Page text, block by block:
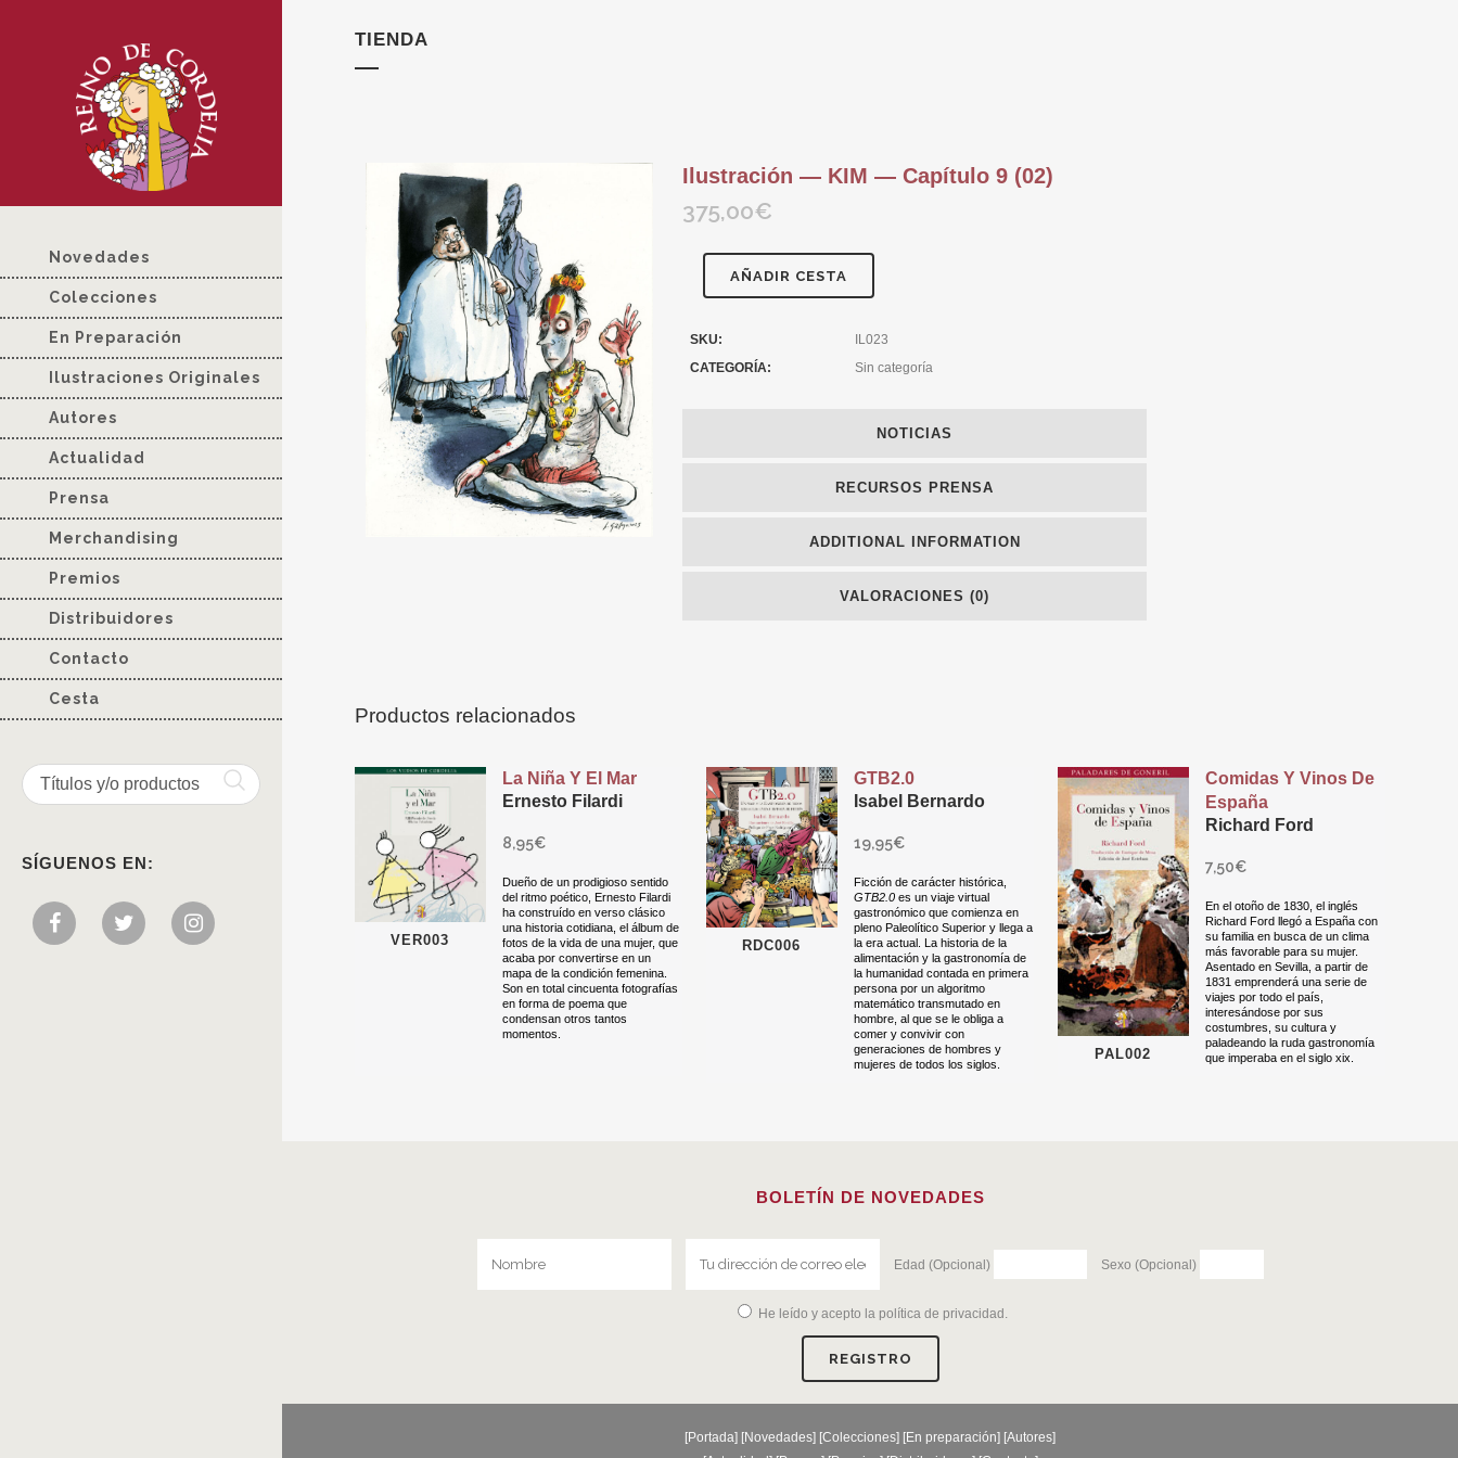
Novedades
Colecciones
En Preparación
Ilustraciones Originales
Autores
Actualidad
Prensa
Merchandising
Premios
Distribuidores
Contacto
Cesta
SÍGUENOS EN:
TIENDA
Ilustración — KIM — Capítulo 9 (02)
375,00€
AÑADIR CESTA
SKU:
IL023
CATEGORÍA:
Sin categoría
NOTICIAS
RECURSOS PRENSA
ADDITIONAL INFORMATION
VALORACIONES (0)
Productos relacionados
VER003
La Niña Y El Mar
Ernesto Filardi
8,95€
Dueño de un prodigioso sentido
del ritmo poético, Ernesto Filardi
ha construído en verso clásico
una historia cotidiana, el álbum de
fotos de la vida de una mujer, que
acaba por convertirse en un
mapa de la condición femenina.
Son en total cincuenta fotografías
en forma de poema que
condensan otros tantos
momentos.
RDC006
GTB2.0
Isabel Bernardo
19,95€
Ficción de carácter histórica,
GTB2.0es un viaje virtual
gastronómico que comienza en
pleno Paleolítico Superior y llega a
la era actual. La historia de la
alimentación y la gastronomía de
la humanidad contada en primera
persona por un algoritmo
matemático transmutado en
hombre, al que se le obliga a
comer y convivir con
generaciones de hombres y
mujeres de todos los siglos.
PAL002
Comidas Y Vinos De
España
Richard Ford
7,50€
En el otoño de 1830, el inglés
Richard Ford llegó a España con
su familia en busca de un clima
más favorable para su mujer.
Asentado en Sevilla, a partir de
1831 emprenderá una serie de
viajes por todo el país,
interesándose por sus
costumbres, su cultura y
paladeando la ruda gastronomía
que imperaba en el siglo xix.
BOLETÍN DE NOVEDADES
Edad (Opcional) Sexo (Opcional)
He leído y acepto la política de privacidad .
[Portada] [Novedades] [Colecciones] [En preparación] [Autores]